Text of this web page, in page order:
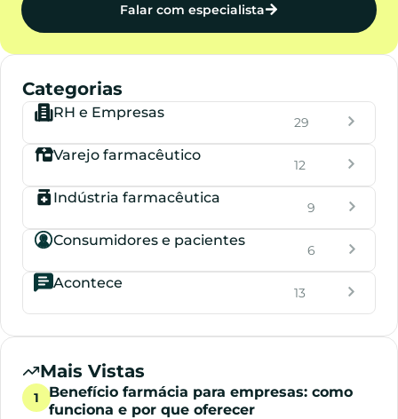
Falar com especialista
Categorias
RH e Empresas
29
Varejo farmacêutico
12
Indústria farmacêutica
9
Consumidores e pacientes
6
Acontece
13
Mais Vistas
Benefício farmácia para empresas: como
funciona e por que oferecer